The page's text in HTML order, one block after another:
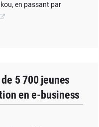
en passant par
5 700 jeunes
en e-business